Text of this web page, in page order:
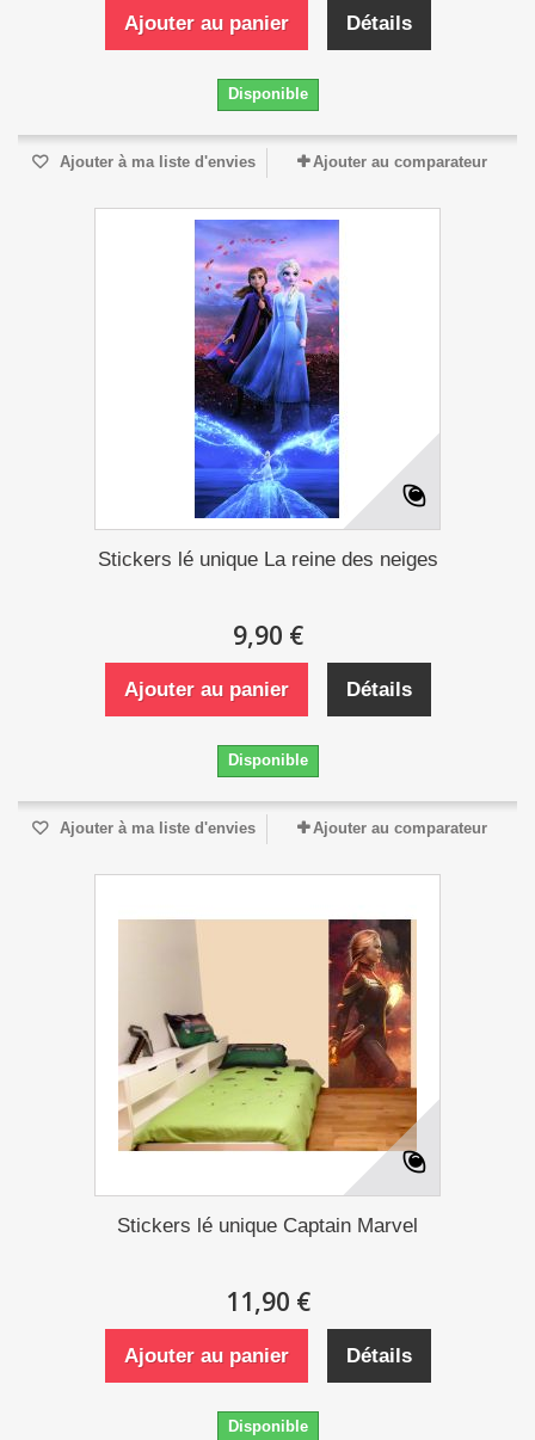
Ajouter au panier Détails
Disponible
Ajouter à ma liste d'envies Ajouter au comparateur
Stickers lé unique La reine des neiges
9,90 €
Ajouter au panier Détails
Disponible
Ajouter à ma liste d'envies Ajouter au comparateur
Stickers lé unique Captain Marvel
11,90 €
Ajouter au panier Détails
Disponible